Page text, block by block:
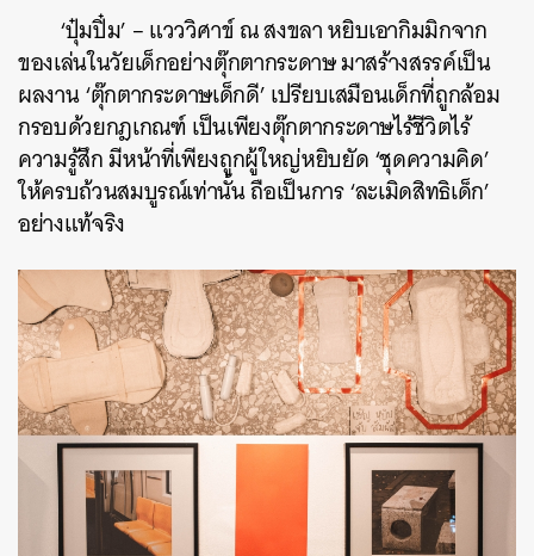
‘ปุ๋มปิ๋ม’ – แวววิศาข์ ณ สงขลา หยิบเอากิมมิกจาก
ของเล่นในวัยเด็กอย่างตุ๊กตากระดาษ มาสร้างสรรค์เป็น
ผลงาน ‘ตุ๊กตากระดาษเด็กดี’ เปรียบเสมือนเด็กที่ถูกล้อม
กรอบด้วยกฎเกณฑ์ เป็นเพียงตุ๊กตากระดาษไร้ชีวิตไร้
ความรู้สึก มีหน้าที่เพียงถูกผู้ใหญ่หยิบยัด ‘ชุดความคิด’
ให้ครบถ้วนสมบูรณ์เท่านั้น ถือเป็นการ ‘ละเมิดสิทธิเด็ก’
อย่างแท้จริง